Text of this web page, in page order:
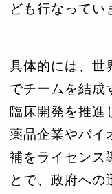
ども行なってい
具体的には、世
でチームを結成
臨床開発を推進
薬品企業やバイ
補をライセンス
とで、政府への